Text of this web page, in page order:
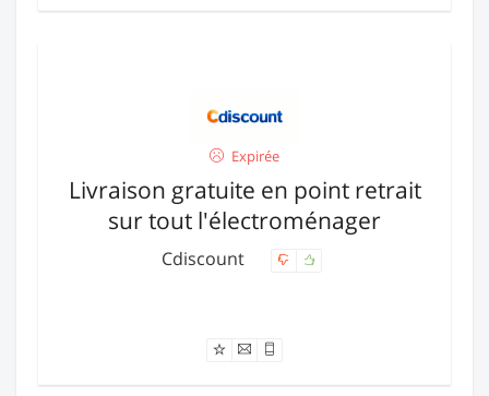
Expirée
Livraison gratuite en point retrait
sur tout l'électroménager
Cdiscount